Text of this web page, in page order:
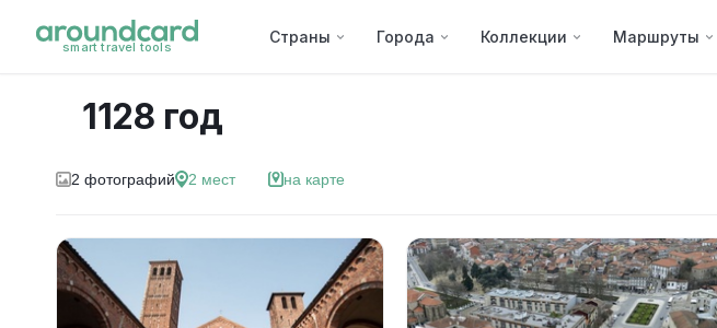
smart travel tools
Страны Города Коллекции Маршруты
1128 год
2 фотографий 2 мест на карте